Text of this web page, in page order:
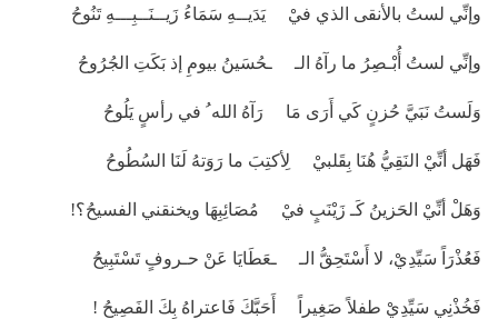
وإنِّي لستُ بالأنقى الذي فيْ يَدَيــهِ سَمَاءُ زَيــنَــبِـــهِ تَنُوحُ
وإنِّي لستُ أُبْـصِرُ ما رآهُ الـ ـحُسَينُ بيومِ إذ بَكَتِ الجُرُوحُ
وَلَستُ نَبَيَّ حُزنٍ كَي أَرَى مَا رَآهُ الله ُ في رأسٍ يَلُوحُ
فَهَل أنِّيْ النَقِيُّ هُنَا بِقَلبيْ لِأكتِبَ ما رَوَتهُ لَنَا السُطُوحُ
وَهَلْ أنِّيْ الحَزينُ كَـ زَيْنَبٍ فيْ مُصَائِبِهَا ويخنقني الفسيحُ؟!
فَعُذْرَاً سَيِّدِيْ، لا أَسْتَحِقُّ الـ ـعَطَايَا عَنْ حـروفٍ تَسْتَبِيحُ
فَخُذْنِي سَيِّدِيْ طفلاً صَغِيراً أَحَبَّكَ فَاعتراهُ بِكَ الفَصِيحُ !